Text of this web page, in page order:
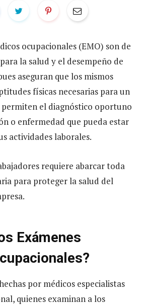
ocupacionales (EMO) son de
la salud y el desempeño de
aseguran que los mismos
físicas necesarias para un
permiten el diagnóstico oportuno
o enfermedad que pueda estar
actividades laborales.
requiere abarcar toda
para proteger la salud del
Exámenes
por médicos especialistas
quienes examinan a los